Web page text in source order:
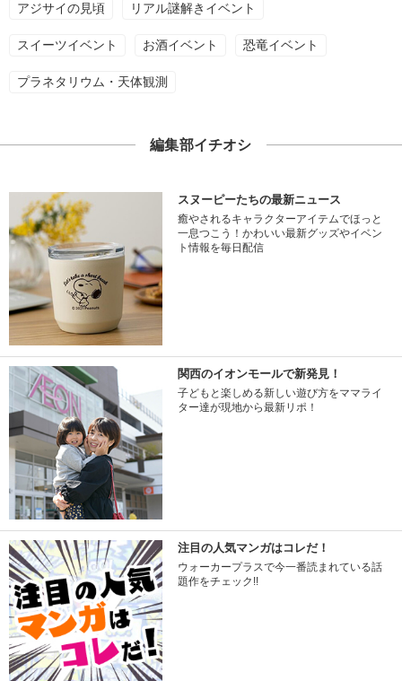
アジサイの見頃 リアル謎解きイベント
スイーツイベント お酒イベント 恐竜イベント
プラネタリウム・天体観測
編集部イチオシ
スヌーピーたちの最新ニュース
癒やされるキャラクターアイテムでほっと
一息つこう！かわいい最新グッズやイベン
ト情報を毎日配信
関西のイオンモールで新発見！
子どもと楽しめる新しい遊び方をママライ
ター達が現地から最新リポ！
注目の人気マンガはコレだ！
ウォーカープラスで今一番読まれている話
題作をチェック!!